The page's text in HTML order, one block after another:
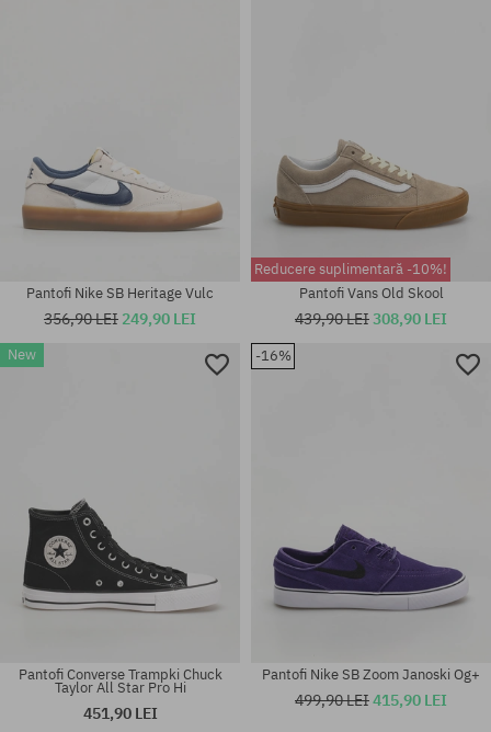
Mărimi existente:
Mărimi existente:
Pantofi Nike SB Heritage Vulc
356,90 LEI 249,90 LEI
Reducere suplimentară -10%!
Pantofi Vans Old Skool
439,90 LEI308,90 LEI
New
Pantofi Converse Trampki Chuck
Taylor All Star Pro Hi
451,90 LEI
-16%
Pantofi Nike SB Zoom Janoski Og+
499,90 LEI415,90 LEI